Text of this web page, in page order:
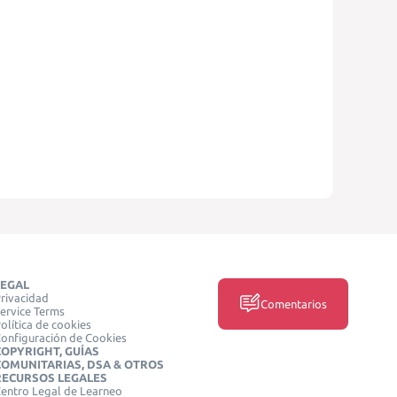
Terms
de cookies
de Cookies
GUÍAS
DSA & OTROS
LEGALES
Legal de Learneo
Comentarios